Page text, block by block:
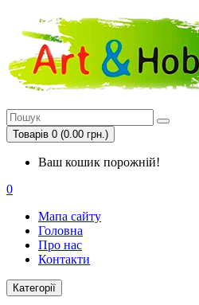
Товарів 0 (0.00 грн.)
Ваш кошик порожній!
0
Мапа сайту
Головна
Про нас
Контакти
Категорії